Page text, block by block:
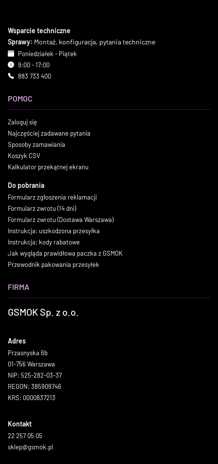
Wsparcie techniczne
Sprawy: Montaż, konfiguracja, pytania techniczne
Poniedziałek - Piątek
9:00 - 17:00
883 733 400
POMOC
Zaloguj się
Najczęściej zadawane pytania
Sposoby zamawiania
Koszyk CSV
Kalkulator przekątnej ekranu
Do pobrania
Formularz zgłoszenia reklamacji
Formularz zwrotu (14 dni)
Formularz zwrotu (Dostawa Warszawa)
Instrukcja: uszkodzona przesyłka
Instrukcja: kody rabatowe
Jak wygląda prawidłowa paczka z GSMOK
Przewodnik pakowania przesyłek
FIRMA
GSMOK Sp. z o.o.
Adres
Przasnyska 6b
01-756 Warszawa
NIP: 525-282-03-37
REGON: 385909746
KRS: 0000837213
Kontakt
22 257 05 05
sklep@gsmok.pl